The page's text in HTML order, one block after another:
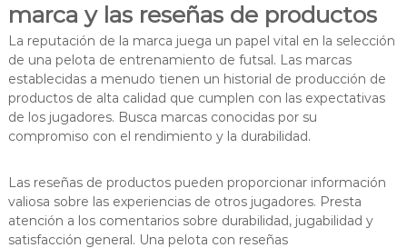
marca y las reseñas de productos
La reputación de la marca juega un papel vital en la selección
de una pelota de entrenamiento de futsal. Las marcas
establecidas a menudo tienen un historial de producción de
productos de alta calidad que cumplen con las expectativas
de los jugadores. Busca marcas conocidas por su
compromiso con el rendimiento y la durabilidad.
Las reseñas de productos pueden proporcionar información
valiosa sobre las experiencias de otros jugadores. Presta
atención a los comentarios sobre durabilidad, jugabilidad y
satisfacción general. Una pelota con reseñas